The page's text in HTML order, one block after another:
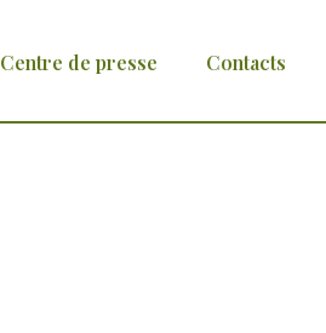
Centre de presse Contacts